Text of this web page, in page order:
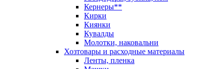
Кернеры**
Кирки
Киянки
Кувалды
Молотки, наковальни
Хозтовары и расходные материалы
Ленты, пленка